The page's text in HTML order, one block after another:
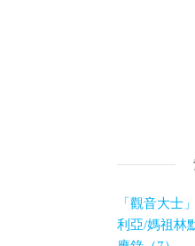
「觀音大士
利亞/媽祖林